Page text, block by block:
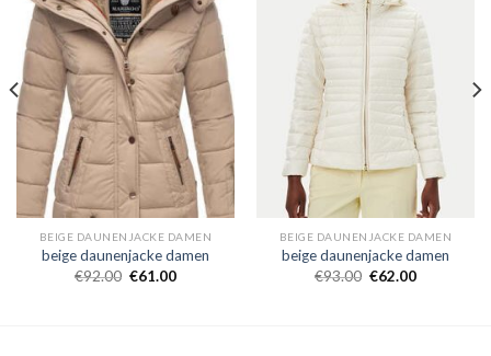
BEIGE DAUNENJACKE DAMEN
beige daunenjacke damen
€92.00 €61.00
BEIGE DAUNENJACKE DAMEN
beige daunenjacke damen
€93.00 €62.00